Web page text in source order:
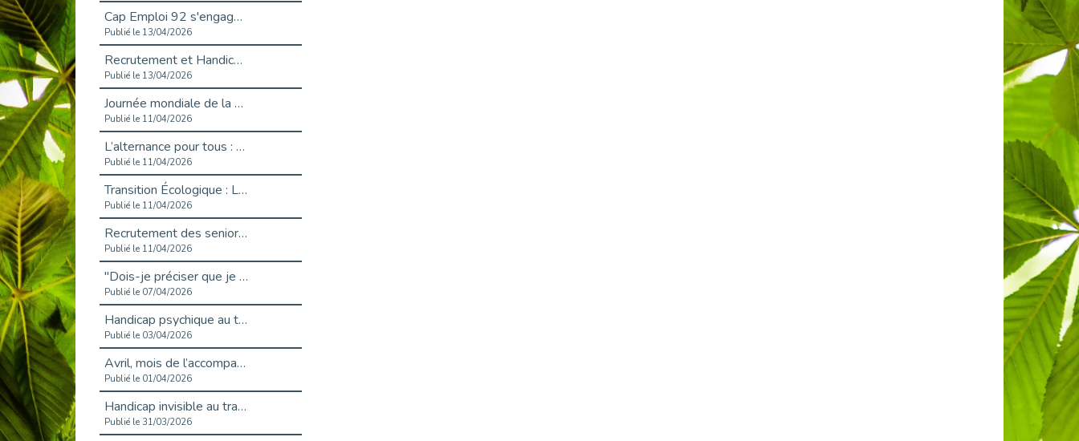
Cap Emploi 92 s'engage pour la santé mentale : La formation PSSM au cœur de l'accompagnement
Publié le 13/04/2026
Recrutement et Handicap : Et si vous testiez avant de vous engager ?
Publié le 13/04/2026
Journée mondiale de la maladie de Parkinson : Mieux comprendre pour mieux accompagner
Publié le 11/04/2026
L’alternance pour tous : Cap Emploi 92 et Seine Ouest Entreprise et Emploi mobilisés à Boulogne-Billancourt
Publié le 11/04/2026
Transition Écologique : Les Cap Emploi 75,92 et 93 s’engagent pour un Numérique Responsable
Publié le 11/04/2026
Recrutement des seniors : Un levier de transformation pour les ETI franciliennes
Publié le 11/04/2026
"Dois-je préciser que je suis handicapé sur mon CV?"
Publié le 07/04/2026
Handicap psychique au travail : et si nous changions de regard - vidéo
Publié le 03/04/2026
Avril, mois de l’accompagnement dans l’emploi avec Cap emploi.
Publié le 01/04/2026
Handicap invisible au travail : se taire ou parler? - vidéo
Publié le 31/03/2026